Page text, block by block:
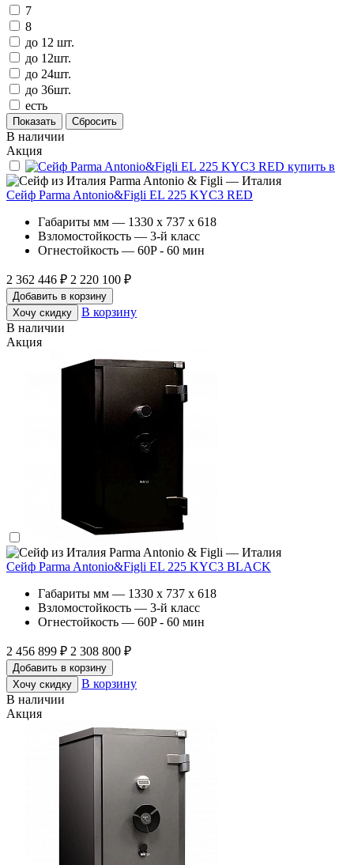
7
8
до 12 шт.
до 12шт.
до 24шт.
до 36шт.
есть
В наличии
Акция
Parma Antonio & Figli — Италия
Сейф Parma Antonio&Figli EL 225 KYC3 RED
Габариты мм — 1330 x 737 x 618
Взломостойкость — 3-й класс
Огнестойкость — 60P - 60 мин
2 362 446 ₽ 2 220 100 ₽
Добавить в корзину
Хочу скидку
В корзину
В наличии
Акция
Parma Antonio & Figli — Италия
Сейф Parma Antonio&Figli EL 225 KYC3 BLACK
Габариты мм — 1330 x 737 x 618
Взломостойкость — 3-й класс
Огнестойкость — 60P - 60 мин
2 456 899 ₽ 2 308 800 ₽
Добавить в корзину
Хочу скидку
В корзину
В наличии
Акция